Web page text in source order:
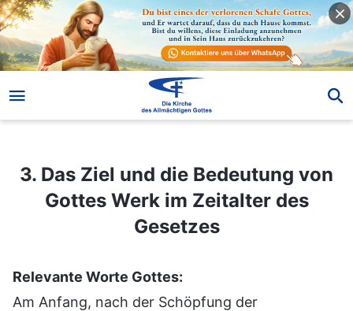
3. Das Ziel und die Bedeutung von
Gottes Werk im Zeitalter des
Gesetzes
Relevante Worte Gottes:
Am Anfang, nach der Schöpfung der